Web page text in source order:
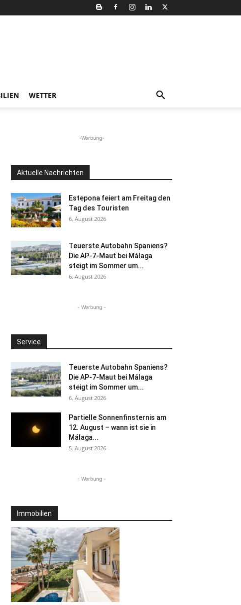
WETTER
-Werbung-
Aktuelle Nachrichten
Estepona feiert am Freitag den
Tag des Touristen
6. August 2026
Teuerste Autobahn Spaniens?
Die AP-7-Maut bei Málaga
steigt im Sommer um...
6. August 2026
- Werbung -
Service
Teuerste Autobahn Spaniens?
Die AP-7-Maut bei Málaga
steigt im Sommer um...
6. August 2026
Partielle Sonnenfinsternis am
12. August – wann ist sie in
Málaga...
5. August 2026
- Werbung -
Immobilien